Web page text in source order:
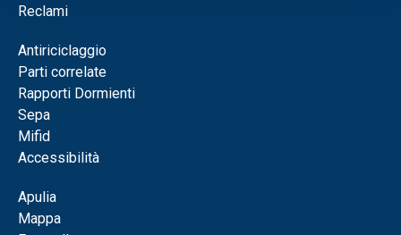
Reclami
Antiriciclaggio
Parti correlate
Rapporti Dormienti
Sepa
Mifid
Accessibilità
Apulia
Mappa